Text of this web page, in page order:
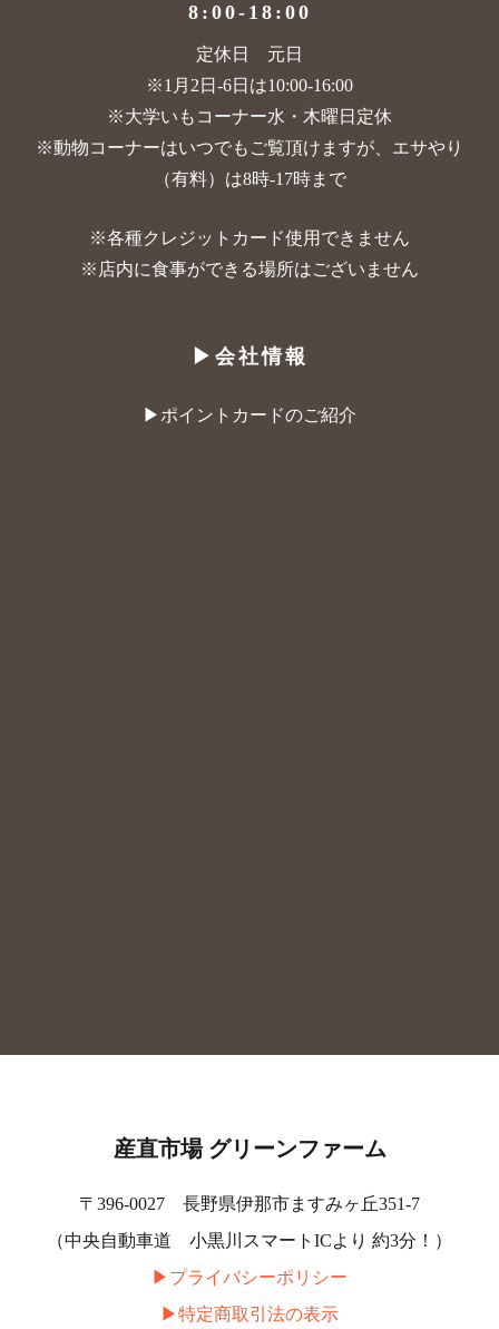
8:00-18:00
定休日 元日
※1月2日-6日は10:00-16:00
※大学いもコーナー水・木曜日定休
※動物コーナーはいつでもご覧頂けますが、 エサやり
（有料）は8時-17時まで
※各種クレジットカード使用できません
※店内に食事ができる場所はございません
▶︎会社情報
▶︎ポイントカードのご紹介
産直市場 グリーンファーム
〒396-0027 長野県伊那市ますみヶ丘351-7
（中央自動車道 小黒川スマートICより 約3分！）
▶︎プライバシーポリシー
▶︎特定商取引法の表示